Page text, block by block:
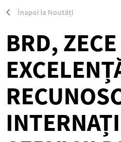
Înapoi la Noutăți
BRD,